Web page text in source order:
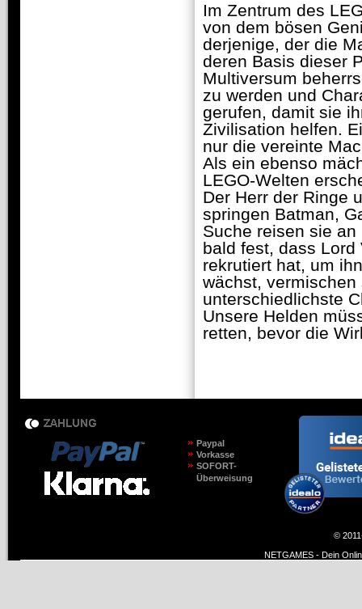
Im Zentrum des
von dem bösen
derjenige, der die
deren Basis dieser
Multiversum
zu werden und
gerufen, damit sie
Zivilisation helfen.
nur die vereinte
Als ein ebenso
LEGO-Welten
Der Herr der Ringe
springen Batman,
Suche reisen sie
bald fest, dass Lord
rekrutiert hat, um
wächst,
unterschiedlichste
Unsere Helden
retten, bevor die
Paypal
Vorkasse
SOFORT-
Überweisung
©
NETGAMES - Dein